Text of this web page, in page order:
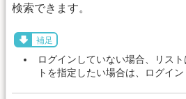
検索できます。
補足
ログインしていない場合、リス
トを指定したい場合は、ログイン